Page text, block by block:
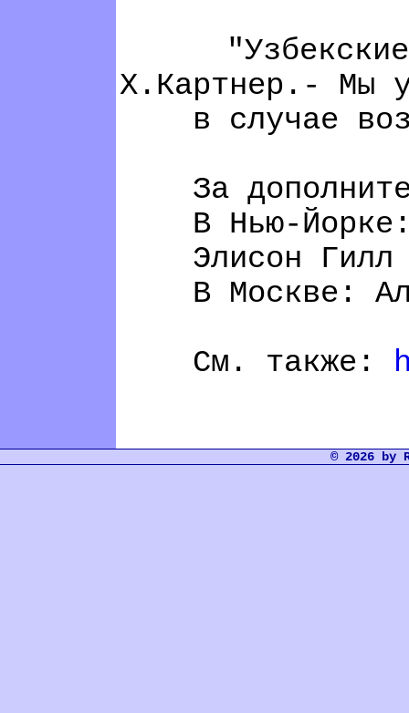
"Узбекские
Х.Картнер.- Мы
в случае
За
В Нью-Йорке:
Элисон Гилл
В Москве:
См. также:
© 2026 by